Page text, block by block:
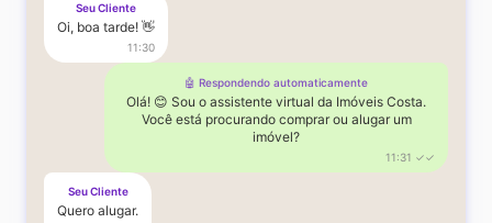
Seu Cliente
Oi, boa tarde! 👋
11:30
🤖 Respondendo automaticamente
Olá! 😊 Sou o assistente virtual da Imóveis Costa.
Você está procurando comprar ou alugar um
imóvel?
11:31 ✓✓
Seu Cliente
Quero alugar.